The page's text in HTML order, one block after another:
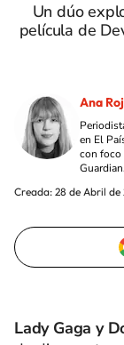
Un dúo
película de
Ana
en El
con foco
Guardian.
Creada: 28 de Abril de
Lady Gaga y